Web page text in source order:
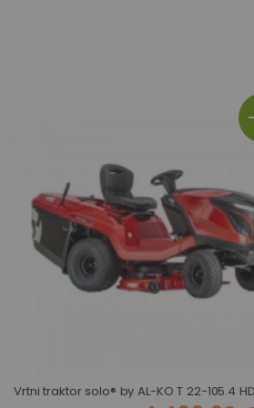
Vrtni traktor solo® by AL-KO T 22-105.4